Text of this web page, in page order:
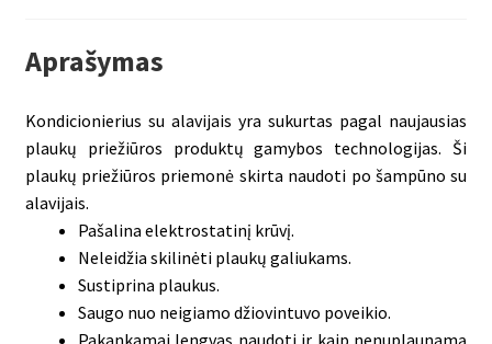
Aprašymas
Kondicionierius su alavijais yra sukurtas pagal naujausias
plaukų priežiūros produktų gamybos technologijas. Ši
plaukų priežiūros priemonė skirta naudoti po šampūno su
alavijais.
Pašalina elektrostatinį krūvį.
Neleidžia skilinėti plaukų galiukams.
Sustiprina plaukus.
Saugo nuo neigiamo džiovintuvo poveikio.
Pakankamai lengvas naudoti ir kaip nenuplaunamą